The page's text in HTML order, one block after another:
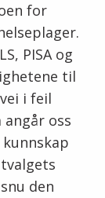
for
PISA og
til
i feil
oss
den